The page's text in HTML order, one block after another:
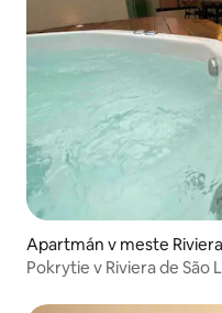
Apartmán v meste
Pokrytie v Riviera de São